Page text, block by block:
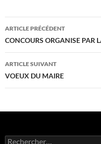
Navigation
des
articles
ARTICLE PRÉCÉDENT
CONCOURS ORGANISE PAR
ARTICLE SUIVANT
VOEUX DU MAIRE
Rechercher :